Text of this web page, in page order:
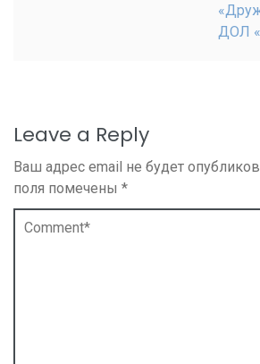
ДОЛ
Leave a Reply
Ваш адрес email не будет
поля помечены *